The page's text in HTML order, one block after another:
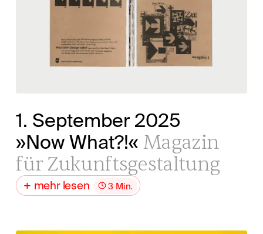
1. September 2025
»Now What?!« Magazin
für Zukunftsgestaltung
mehr lesen 3 Min.